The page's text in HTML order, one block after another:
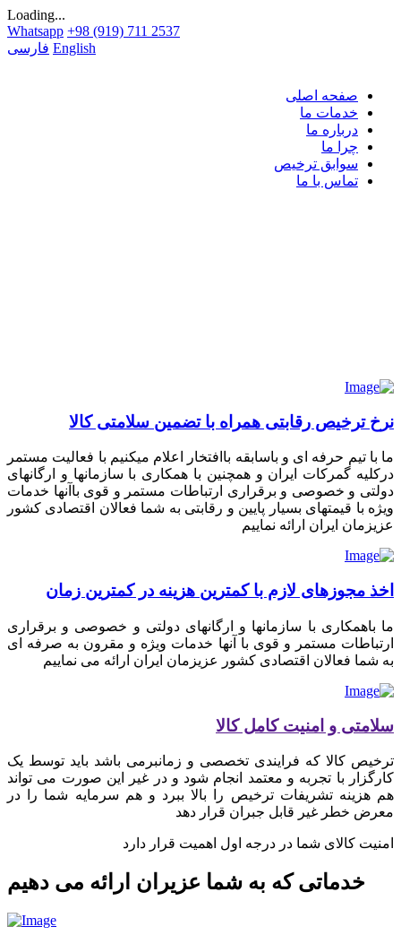
Loading...
Whatsapp +98 (919) 711 2537
فارسی English
صفحه اصلی
خدمات ما
درباره ما
چرا ما
سوابق ترخیص
تماس با ما
نرخ ترخیص رقابتی همراه با تضمین سلامتی کالا
ما با تیم حرفه ای و باسابقه باافتخار اعلام میکنیم با فعالیت مستمر
درکلیه گمرکات ایران و همچنین با همکاری با سازمانها و ارگانهای
دولتی و خصوصی و برقراری ارتباطات مستمر و قوی باآنها خدمات
ویژه با قیمتهای بسیار پایین و رقابتی به شما فعالان اقتصادی کشور
عزیزمان ایران ارائه نماییم
اخذ مجوزهای لازم با کمترین هزینه در کمترین زمان
ما باهمکاری با سازمانها و ارگانهای دولتی و خصوصی و برقراری
ارتباطات مستمر و قوی با آنها خدمات ویژه و مقرون به صرفه ای
به شما فعالان اقتصادی کشور عزیزمان ایران ارائه می نماییم
سلامتی و امنیت کامل کالا
ترخیص کالا که فرایندی تخصصی و زمانبرمی باشد باید توسط یک
کارگزار با تجربه و معتمد انجام شود و در غیر این صورت می تواند
هم هزینه تشریفات ترخیص را بالا ببرد و هم سرمایه شما را در
معرض خطر غیر قابل جبران قرار دهد
امنیت کالای شما در درجه اول اهمیت قرار دارد
خدماتی که به شما عزیران ارائه می دهیم